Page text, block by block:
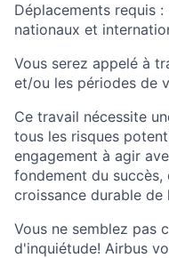
Déplacements requis
nationaux et
Vous serez appelé à
et/ou les périodes de
Ce travail nécessite
tous les risques
engagement à agir
fondement du
croissance durable de
Vous ne semblez pas
d'inquiétude! Airbus